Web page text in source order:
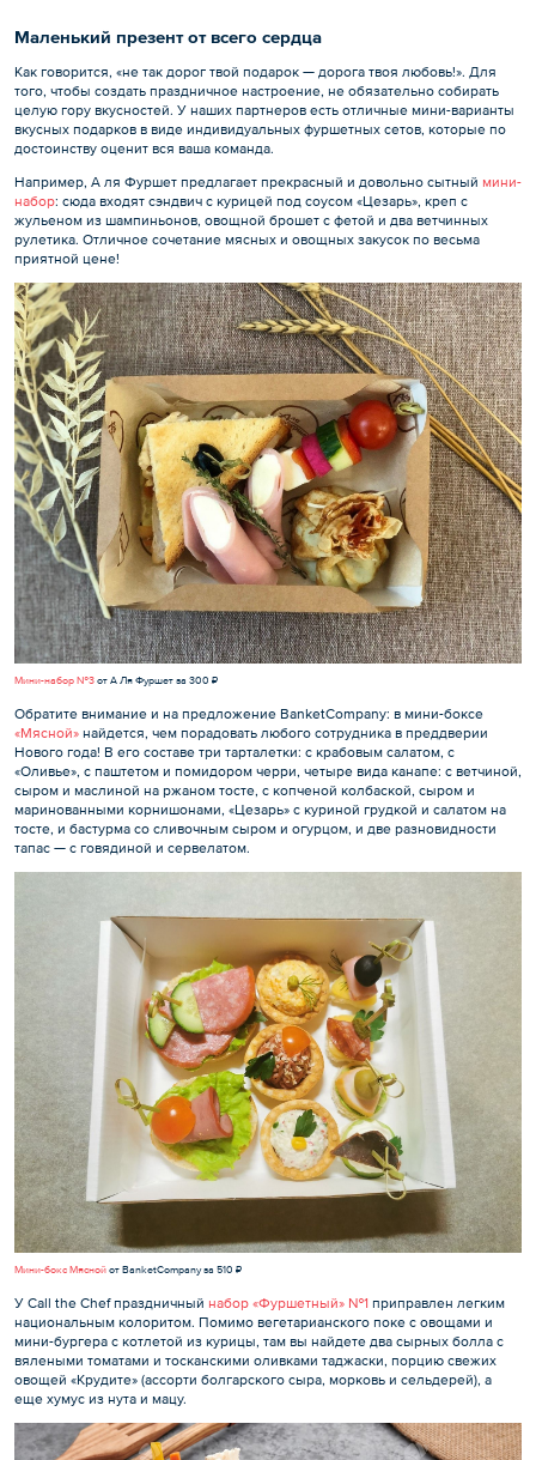
Маленький презент от всего сердца
Как говорится, «не так дорог твой подарок — дорога твоя любовь!». Для
того, чтобы создать праздничное настроение, не обязательно собирать
целую гору вкусностей. У наших партнеров есть отличные мини-варианты
вкусных подарков в виде индивидуальных фуршетных сетов, которые по
достоинству оценит вся ваша команда.
Например, А ля Фуршет предлагает прекрасный и довольно сытный мини-
набор: сюда входят сэндвич с курицей под соусом «Цезарь», креп с
жульеном из шампиньонов, овощной брошет с фетой и два ветчинных
рулетика. Отличное сочетание мясных и овощных закусок по весьма
приятной цене!
Мини-набор №3 от А Ля Фуршет за 300 ₽
Обратите внимание и на предложение BanketCompany: в мини-боксе
«Мясной» найдется, чем порадовать любого сотрудника в преддверии
Нового года! В его составе три тарталетки: с крабовым салатом, с
«Оливье», с паштетом и помидором черри, четыре вида канапе: с ветчиной,
сыром и маслиной на ржаном тосте, с копченой колбаской, сыром и
маринованными корнишонами, «Цезарь» с куриной грудкой и салатом на
тосте, и бастурма со сливочным сыром и огурцом, и две разновидности
тапас — с говядиной и сервелатом.
Мини-бокс Мясной от BanketCompany за 510 ₽
У Call the Chef праздничный набор «Фуршетный» №1 приправлен легким
национальным колоритом. Помимо вегетарианского поке с овощами и
мини-бургера с котлетой из курицы, там вы найдете два сырных болла с
вялеными томатами и тосканскими оливками таджаски, порцию свежих
овощей «Крудите» (ассорти болгарского сыра, морковь и сельдерей), а
еще хумус из нута и мацу.